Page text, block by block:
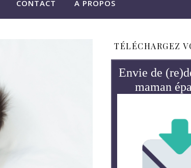
CONTACT A PROPOS
TÉLÉCHARGEZ